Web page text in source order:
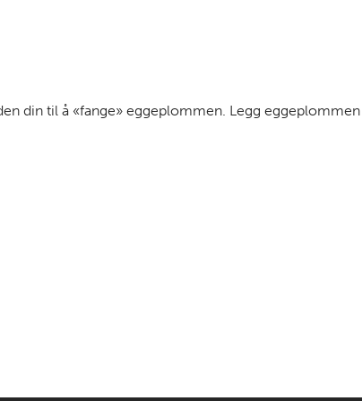
din til å «fange» eggeplommen. Legg